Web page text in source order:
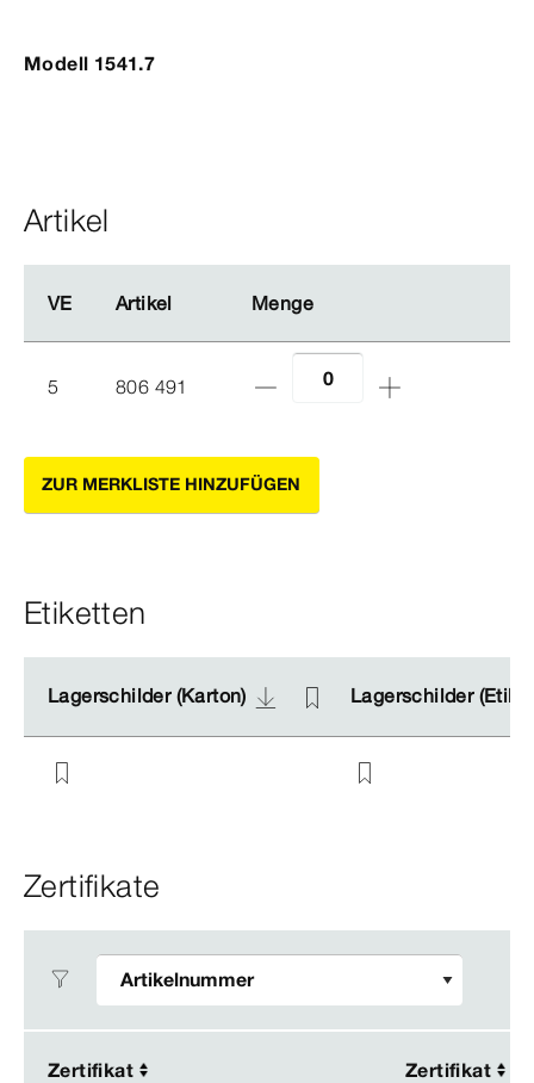
Modell 1541.7
Artikel
VE Artikel Menge
VE Artikel Menge
5 806 491
ZUR MERKLISTE HINZUFÜGEN
Etiketten
Lagerschilder (Karton) Lagerschilder
Lagerschilder (Karton) Lagerschilder
Zertifikate
Zertifikat Zertifikat
Zertifikat Zertifikat